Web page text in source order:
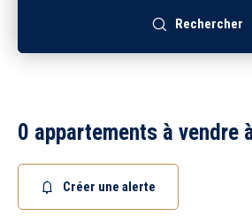
Rechercher
0 appartements à vendre
Créer une alerte